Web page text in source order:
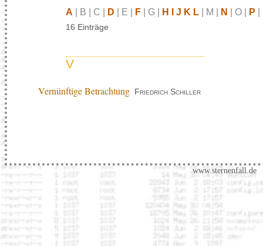
A | B | C | D | E | F | G | H I J K L | M | N | O | P
16 Einträge
V
Vernünftige Betrachtung Friedrich Schiller
www.sternenfall.de